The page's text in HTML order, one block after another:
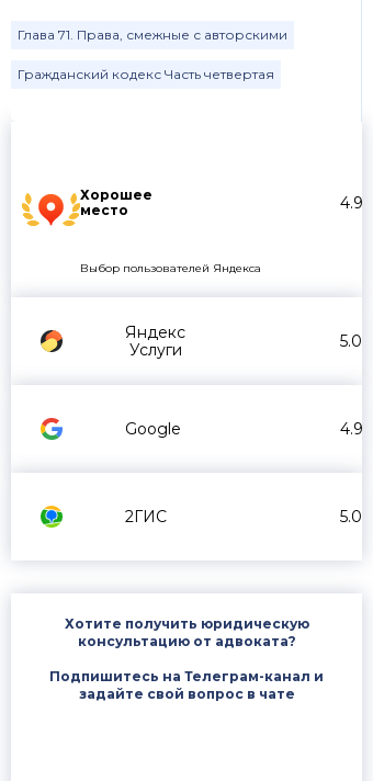
Хорошее
место
4.9
Выбор пользователей Яндекса
Яндекс
Услуги
5.0
Google 4.9
2ГИС 5.0
Хотите получить юридическую
консультацию от адвоката?
Подпишитесь на Телеграм-канал и
задайте свой вопрос в чате
Глава 71. Права, смежные с авторскими
Гражданский кодекс Часть четвертая